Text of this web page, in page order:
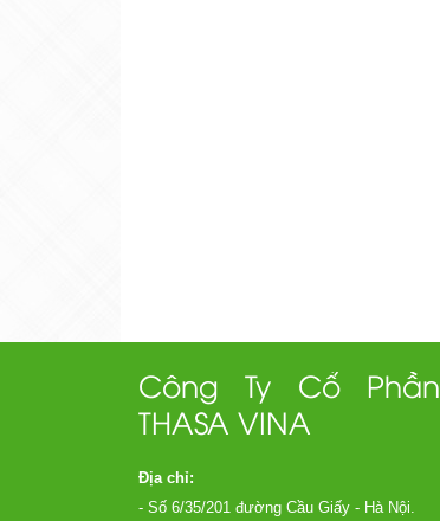
Công Ty Cổ Phần
THASA VINA
Địa chỉ:
- Số 6/35/201 đường Cầu Giấy - Hà Nội.